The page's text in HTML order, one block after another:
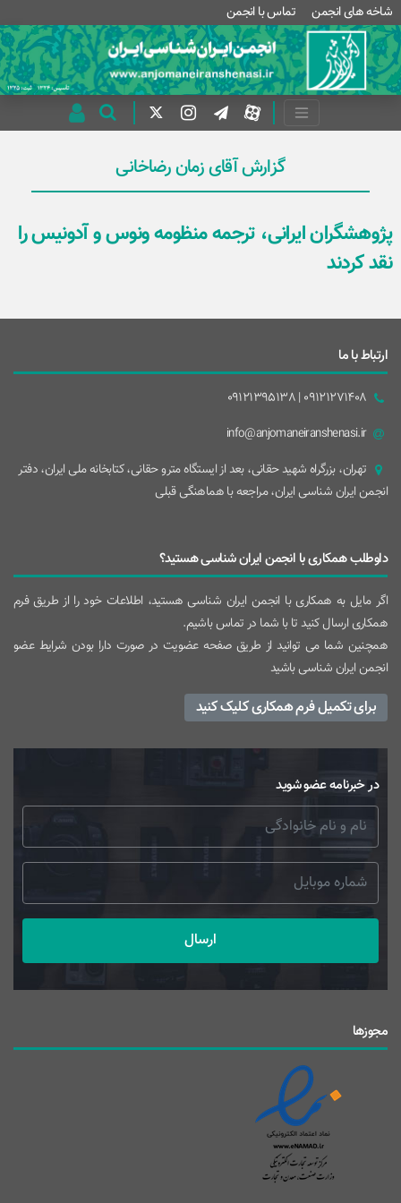
شاخه های انجمن تماس با انجمن
گزارش آقای زمان رضاخانی
پژوهشگران ایرانی، ترجمه منظومه ونوس و آدونیس را
نقد کردند
ارتباط با ما
09121271408 | 09121395138
info@anjomaneiranshenasi.ir
تهران، بزرگراه شهيد حقانی، بعد از ايستگاه مترو حقانی، کتابخانه ملی ایران، دفتر
انجمن ایران شناسی ایران، مراجعه با هماهنگی قبلی
داوطلب همکاری با انجمن ایران شناسی هستید؟
اگر مایل به همکاری با انجمن ایران شناسی هستید، اطلاعات خود را از طریق فرم
همکاری ارسال کنید تا با شما در تماس باشیم.
همچنین شما می توانید از طریق صفحه عضویت در صورت دارا بودن شرایط عضو
انجمن ایران شناسی باشید
برای تکمیل فرم همکاری کلیک کنید
در خبرنامه عضو شوید
ارسال
مجوزها